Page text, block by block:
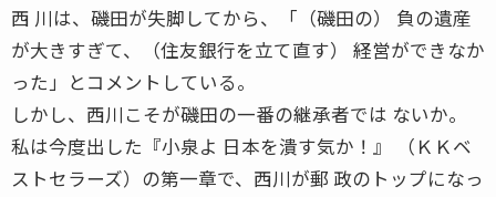
西 川は、磯田が失脚してから、「（磯田の） 負の遺産
が大きすぎて、（住友銀行を立て直す） 経営ができなか
った」とコメントしている。
しかし、西川こそが磯田の一番の継承者では ないか。
私は今度出した『小泉よ 日本を潰す気か！』 （ＫＫベ
ストセラーズ）の第一章で、西川が郵 政のトップになっ